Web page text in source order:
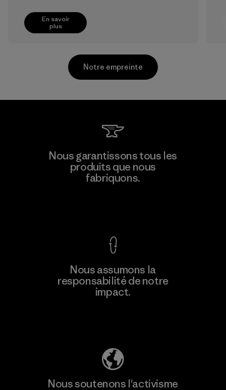
En savoir
plus
plus
Greentech Headgear Company
Limited - Chau Duc
Notre empreinte
Nous garantissons tous les
produits que nous
fabriquons.
Nous assumons la
responsabilité de notre
impact.
Nous soutenons l'activisme